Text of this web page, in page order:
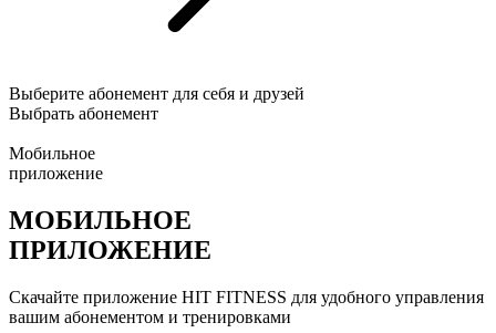
Выберите абонемент для себя и друзей
Выбрать абонемент
Мобильное
приложение
МОБИЛЬНОЕ
ПРИЛОЖЕНИЕ
Скачайте приложение HIT FITNESS для удобного управления
вашим абонементом и тренировками